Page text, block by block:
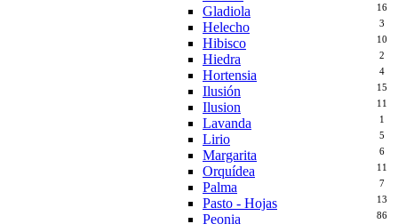
16
Gladiola
3
Helecho
10
Hibisco
2
Hiedra
4
Hortensia
15
Ilusión
11
Ilusion
1
Lavanda
5
Lirio
6
Margarita
11
Orquídea
7
Palma
13
Pasto - Hojas
86
Peonia